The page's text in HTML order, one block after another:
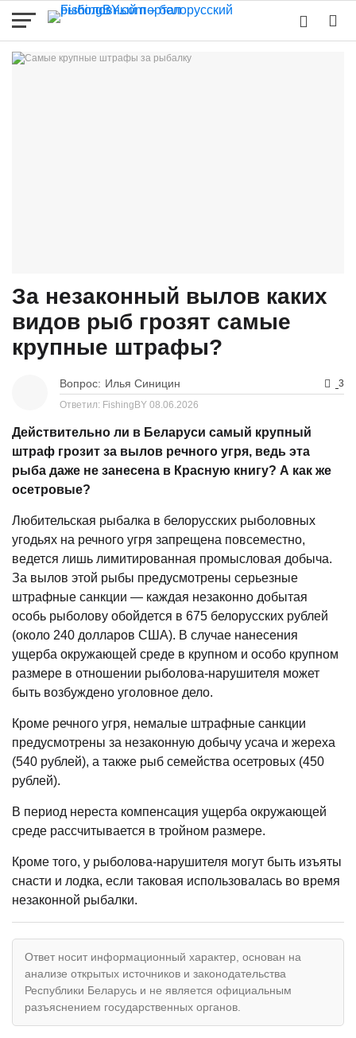
За незаконный вылов каких
видов рыб грозят самые
крупные штрафы?
Вопрос: Илья Синицин
3
Ответил: FishingBY 08.06.2026
Действительно ли в Беларуси самый крупный
штраф грозит за вылов речного угря, ведь эта
рыба даже не занесена в Красную книгу? А как же
осетровые?
Любительская рыбалка в белорусских рыболовных
угодьях на речного угря запрещена повсеместно,
ведется лишь лимитированная промысловая добыча.
За вылов этой рыбы предусмотрены серьезные
штрафные санкции — каждая незаконно добытая
особь рыболову обойдется в 675 белорусских рублей
(около 240 долларов США). В случае нанесения
ущерба окружающей среде в крупном и особо крупном
размере в отношении рыболова-нарушителя может
быть возбуждено уголовное дело.
Кроме речного угря, немалые штрафные санкции
предусмотрены за незаконную добычу усача и жереха
(540 рублей), а также рыб семейства осетровых (450
рублей).
В период нереста компенсация ущерба окружающей
среде рассчитывается в тройном размере.
Кроме того, у рыболова-нарушителя могут быть изъяты
снасти и лодка, если таковая использовалась во время
незаконной рыбалки.
Ответ носит информационный характер, основан на
анализе открытых источников и законодательства
Республики Беларусь и не является официальным
разъяснением государственных органов.